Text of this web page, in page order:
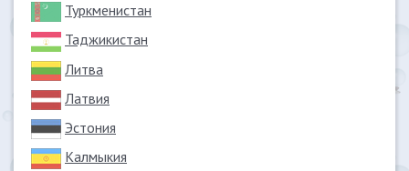
Туркменистан
Таджикистан
Литва
Латвия
Эстония
Калмыкия